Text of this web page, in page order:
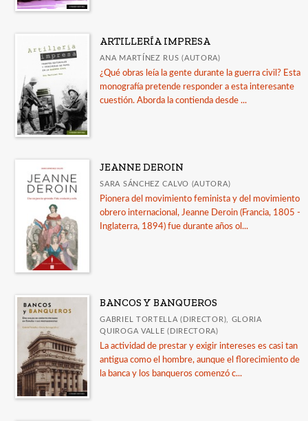
ARTILLERÍA IMPRESA
ANA MARTÍNEZ RUS (AUTORA)
¿Qué obras leía la gente durante la guerra civil? Esta
monografía pretende responder a esta interesante
cuestión. Aborda la contienda desde ...
JEANNE DEROIN
SARA SÁNCHEZ CALVO (AUTORA)
Pionera del movimiento feminista y del movimiento
obrero internacional, Jeanne Deroin (Francia, 1805 -
Inglaterra, 1894) fue durante años ol...
BANCOS Y BANQUEROS
GABRIEL TORTELLA (DIRECTOR), GLORIA
QUIROGA VALLE (DIRECTORA)
La actividad de prestar y exigir intereses es casi tan
antigua como el hombre, aunque el florecimiento de
la banca y los banqueros comenzó c...